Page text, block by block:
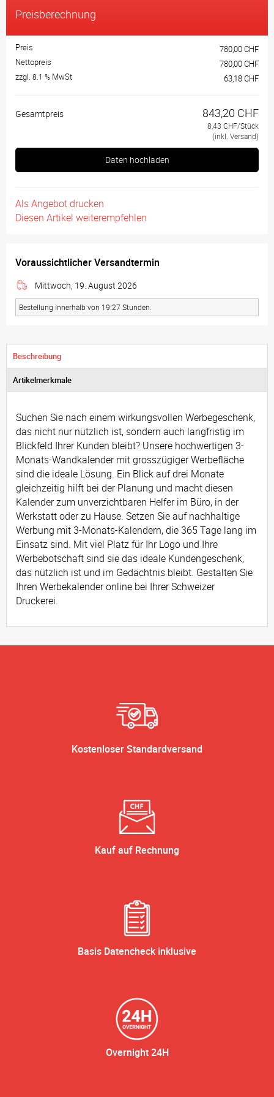
Preisberechnung
Preis
780,00 CHF
Nettopreis
780,00 CHF
zzgl. 8.1 % MwSt 63,18 CHF
Gesamtpreis 843,20 CHF
8,43 CHF/Stück
(inkl. Versand)
Daten hochladen
Als Angebot drucken
Diesen Artikel weiterempfehlen
Voraussichtlicher Versandtermin
Mittwoch, 19. August 2026
Bestellung innerhalb von 19:27 Stunden.
Beschreibung
Artikelmerkmale
Suchen Sie nach einem wirkungsvollen Werbegeschenk,
das nicht nur nützlich ist, sondern auch langfristig im
Blickfeld Ihrer Kunden bleibt? Unsere hochwertigen 3-
Monats-Wandkalender mit grosszügiger Werbefläche
sind die ideale Lösung. Ein Blick auf drei Monate
gleichzeitig hilft bei der Planung und macht diesen
Kalender zum unverzichtbaren Helfer im Büro, in der
Werkstatt oder zu Hause. Setzen Sie auf nachhaltige
Werbung mit 3-Monats-Kalendern, die 365 Tage lang im
Einsatz sind. Mit viel Platz für Ihr Logo und Ihre
Werbebotschaft sind sie das ideale Kundengeschenk,
das nützlich ist und im Gedächtnis bleibt. Gestalten Sie
Ihren Werbekalender online bei Ihrer Schweizer
Druckerei.
Kostenloser Standardversand
Kauf auf Rechnung
Basis Datencheck inklusive
Overnight 24H